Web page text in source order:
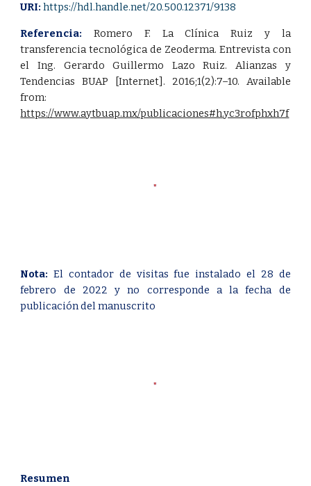
URI: https://hdl.handle.net/20.500.12371/9138
Referencia:
Romero F. La Clínica Ruiz y la
transferencia tecnológica de Zeoderma. Entrevista con
el Ing. Gerardo Guillermo Lazo Ruiz. Alianzas y
Tendencias BUAP [Internet]. 2016;1(2):7–10. Available
from:
https://www.aytbuap.mx/publicaciones#h.yc3rofphxh7f
Nota:El contador de visitas fue instalado el 28 de
febrero de 2022 y no corresponde a la fecha de
publicación del manuscrito
Resumen